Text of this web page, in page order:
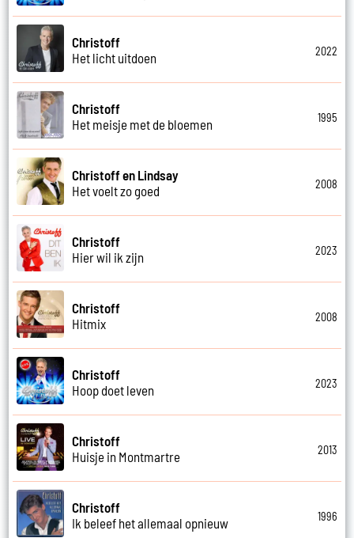
Christoff
Het licht uitdoen
2022
Christoff
Het meisje met de bloemen
1995
Christoff en Lindsay
Het voelt zo goed
2008
Christoff
Hier wil ik zijn
2023
Christoff
Hitmix
2008
Christoff
Hoop doet leven
2023
Christoff
Huisje in Montmartre
2013
Christoff
Ik beleef het allemaal opnieuw
1996